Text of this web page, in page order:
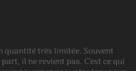
quantité très limitée. Souvent
il ne revient pas. C’est ce qui